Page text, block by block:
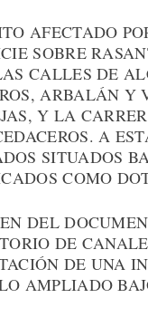
AFECTADO
SOBRE
CALLES DE
ARBALÁN Y
Y LA
A
SITUADOS
COMO
DEL
DE
DE UNA
AMPLIADO